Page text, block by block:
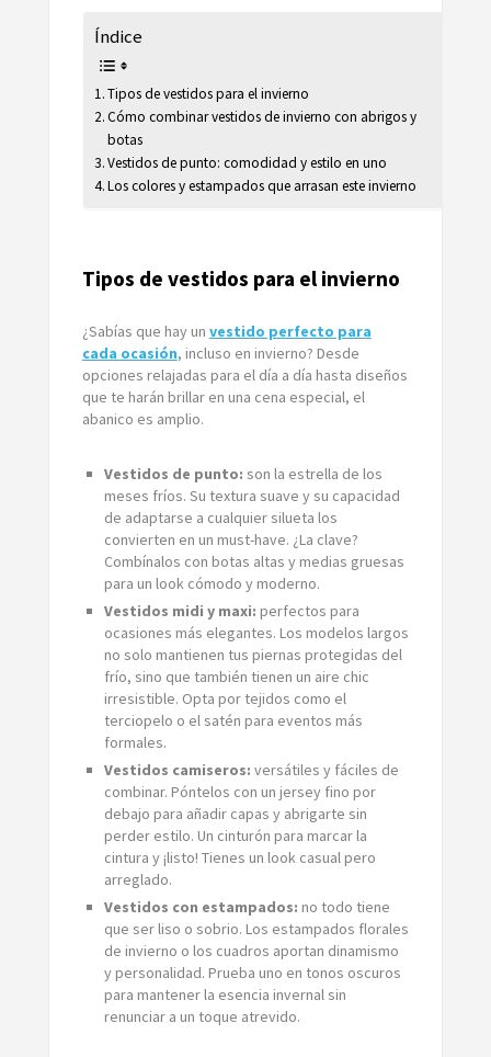
Índice
Tipos de vestidos para el invierno
Cómo combinar vestidos de invierno con abrigos y
botas
Vestidos de punto: comodidad y estilo en uno
Los colores y estampados que arrasan este invierno
Tipos de vestidos para el invierno
¿Sabías que hay un vestido perfecto para
cada ocasión, incluso en invierno? Desde
opciones relajadas para el día a día hasta diseños
que te harán brillar en una cena especial, el
abanico es amplio.
Vestidos de punto: son la estrella de los
meses fríos. Su textura suave y su capacidad
de adaptarse a cualquier silueta los
convierten en un must-have. ¿La clave?
Combínalos con botas altas y medias gruesas
para un look cómodo y moderno.
Vestidos midi y maxi: perfectos para
ocasiones más elegantes. Los modelos largos
no solo mantienen tus piernas protegidas del
frío, sino que también tienen un aire chic
irresistible. Opta por tejidos como el
terciopelo o el satén para eventos más
formales.
Vestidos camiseros: versátiles y fáciles de
combinar. Póntelos con un jersey fino por
debajo para añadir capas y abrigarte sin
perder estilo. Un cinturón para marcar la
cintura y ¡listo! Tienes un look casual pero
arreglado.
Vestidos con estampados: no todo tiene
que ser liso o sobrio. Los estampados florales
de invierno o los cuadros aportan dinamismo
y personalidad. Prueba uno en tonos oscuros
para mantener la esencia invernal sin
renunciar a un toque atrevido.